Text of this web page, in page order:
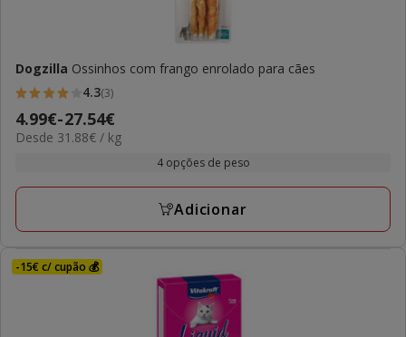
Dogzilla Ossinhos com frango enrolado para cães
4.3
estrelas
com
avaliações
4.3(3)
Preço
de
a
4.99€-27.54€
31.88€
Desde 31.88€ / kg
4 opções de peso
Adicionar
-15€ c/ cupão 💰